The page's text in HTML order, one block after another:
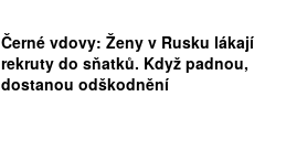
Černé vdovy: Ženy v Rusku lákají
rekruty do sňatků. Když padnou,
dostanou odškodnění